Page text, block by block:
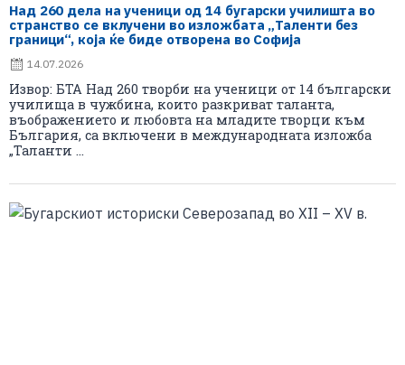
Над 260 дела на ученици од 14 бугарски училишта во
странство се вклучени во изложбата „Таленти без
граници“, која ќе биде отворена во Софија
14.07.2026
Извор: БТА Над 260 творби на ученици от 14 български
училища в чужбина, които разкриват таланта,
въображението и любовта на младите творци към
България, са включени в международната изложба
„Таланти ...